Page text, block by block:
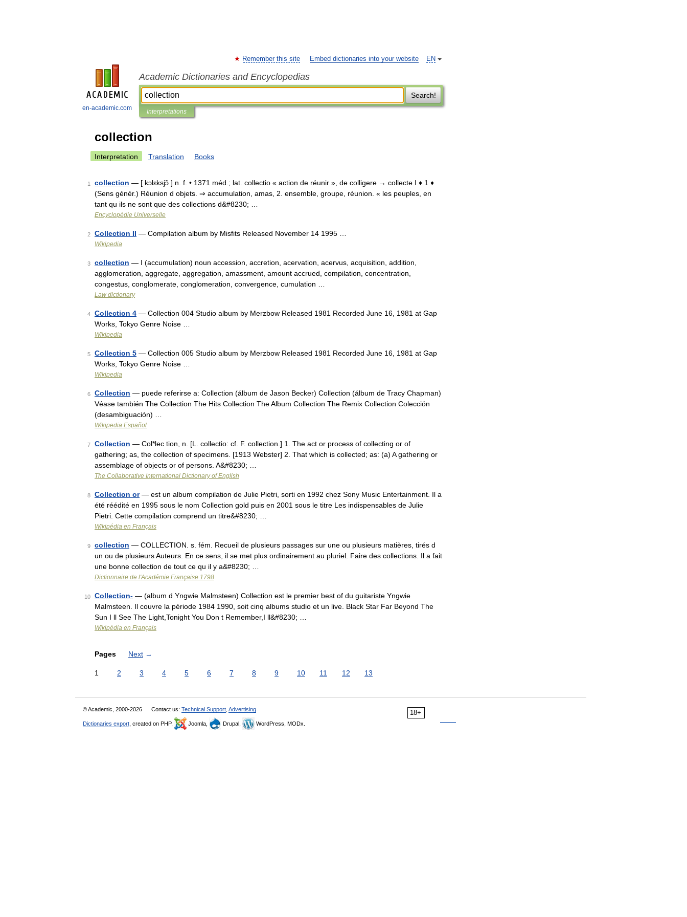
en-academic.com
EN
Remember this site Embed dictionaries into your website
Academic Dictionaries and Encyclopedias
Search!
Interpretations
collection
Interpretation Translation Books
1 collection — [ kɔlɛksjɔ̃ ] n. f. • 1371 méd.; lat. collectio « action de réunir », de colligere → collecte I ♦ 1 ♦
(Sens génér.) Réunion d objets. ⇒ accumulation, amas, 2. ensemble, groupe, réunion. « les peuples, en
tant qu ils ne sont que des collections d&#8230; …
Encyclopédie Universelle
2 Collection II — Compilation album by Misfits Released November 14 1995 …
Wikipedia
3 collection — I (accumulation) noun accession, accretion, acervation, acervus, acquisition, addition,
agglomeration, aggregate, aggregation, amassment, amount accrued, compilation, concentration,
congestus, conglomerate, conglomeration, convergence, cumulation …
Law dictionary
4 Collection 4 — Collection 004 Studio album by Merzbow Released 1981 Recorded June 16, 1981 at Gap
Works, Tokyo Genre Noise …
Wikipedia
5 Collection 5 — Collection 005 Studio album by Merzbow Released 1981 Recorded June 16, 1981 at Gap
Works, Tokyo Genre Noise …
Wikipedia
6 Collection — puede referirse a: Collection (álbum de Jason Becker) Collection (álbum de Tracy Chapman)
Véase también The Collection The Hits Collection The Album Collection The Remix Collection Colección
(desambiguación) …
Wikipedia Español
7 Collection — Col*lec tion, n. [L. collectio: cf. F. collection.] 1. The act or process of collecting or of
gathering; as, the collection of specimens. [1913 Webster] 2. That which is collected; as: (a) A gathering or
assemblage of objects or of persons. A&#8230; …
The Collaborative International Dictionary of English
8 Collection or— est un album compilation de Julie Pietri, sorti en 1992 chez Sony Music Entertainment. Il a
été réédité en 1995 sous le nom Collection gold puis en 2001 sous le titre Les indispensables de Julie
Pietri. Cette compilation comprend un titre&#8230; …
Wikipédia en Français
9 collection — COLLECTION. s. fém. Recueil de plusieurs passages sur une ou plusieurs matières, tirés d
un ou de plusieurs Auteurs. En ce sens, il se met plus ordinairement au pluriel. Faire des collections. Il a fait
une bonne collection de tout ce qu il y a&#8230; …
Dictionnaire de l'Académie Française 1798
10 Collection- — (album d Yngwie Malmsteen) Collection est le premier best of du guitariste Yngwie
Malmsteen. Il couvre la période 1984 1990, soit cinq albums studio et un live. Black Star Far Beyond The
Sun I ll See The Light,Tonight You Don t Remember,I ll&#8230; …
Wikipédia en Français
Pages Next →
1 2 3 4 5 6 7 8 9 10 11 12 13
18+
© Academic, 2000-2026 Contact us: Technical Support Advertising
Dictionaries export , created on PHP, Joomla, Drupal, WordPress, MODx.